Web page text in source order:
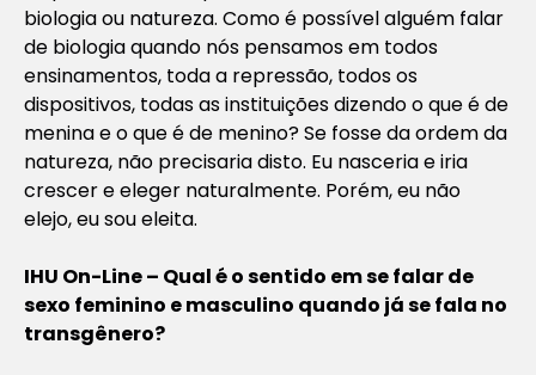
biologia ou natureza. Como é possível alguém falar
de biologia quando nós pensamos em todos
ensinamentos, toda a repressão, todos os
dispositivos, todas as instituições dizendo o que é de
menina e o que é de menino? Se fosse da ordem da
natureza, não precisaria disto. Eu nasceria e iria
crescer e eleger naturalmente. Porém, eu não
elejo, eu sou eleita.
IHU On-Line – Qual é o sentido em se falar de
sexo feminino e masculino quando já se fala no
transgênero?